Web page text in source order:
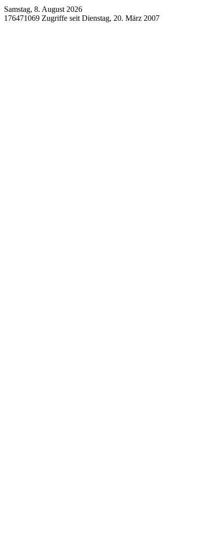
Samstag, 8. August 2026
176471069 Zugriffe seit Dienstag, 20. März 2007